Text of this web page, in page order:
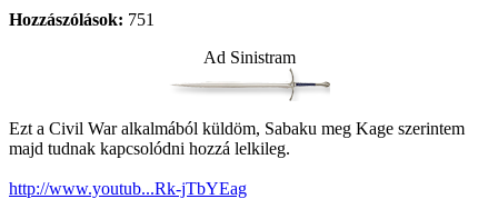
Hozzászólások: 751
Ad Sinistram
Ezt a Civil War alkalmából küldöm, Sabaku meg Kage szerintem
majd tudnak kapcsolódni hozzá lelkileg.
http://www.youtub...Rk-jTbYEag